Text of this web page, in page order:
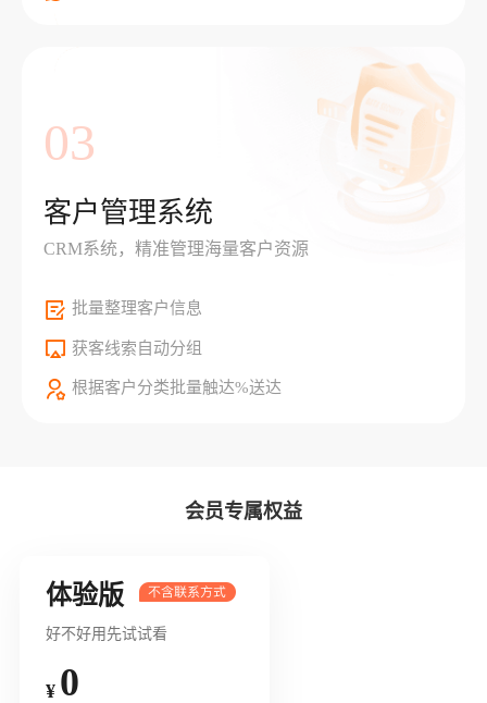
03
客户管理系统
CRM系统，精准管理海量客户资源
批量整理客户信息
获客线索自动分组
根据客户分类批量触达%送达
会员专属权益
体验版
好不好用先试试看
¥ 0